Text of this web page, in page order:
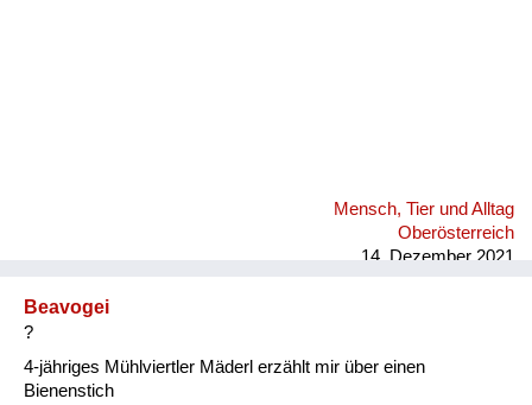
Mensch, Tier und Alltag
Oberösterreich
14. Dezember 2021
Beavogei
?
4-jähriges Mühlviertler Mäderl erzählt mir über einen
Bienenstich